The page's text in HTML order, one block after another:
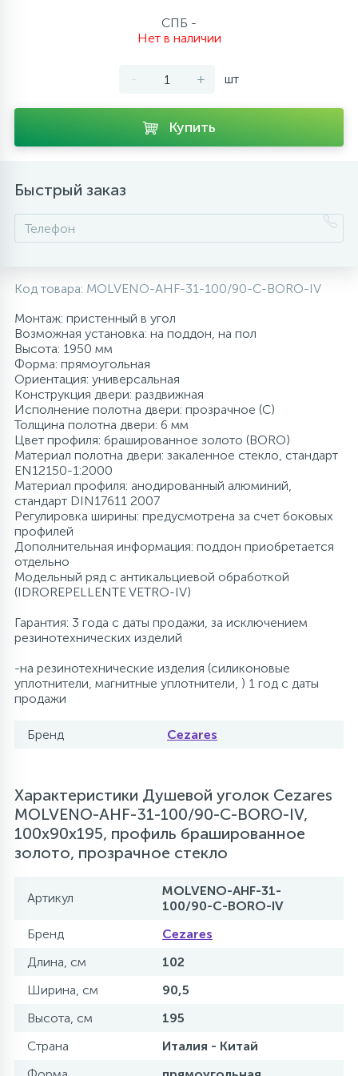
Напольные смесители
СПБ -
Нет в наличии
- + шт
Купить
Быстрый заказ
Код товара: MOLVENO-AHF-31-100/90-C-BORO-IV
Монтаж: пристенный в угол
Возможная установка: на поддон, на пол
Высота: 1950 мм
Форма: прямоугольная
Ориентация: универсальная
Конструкция двери: раздвижная
Исполнение полотна двери: прозрачное (C)
Толщина полотна двери: 6 мм
Цвет профиля: брашированное золото (BORO)
Материал полотна двери: закаленное стекло, стандарт
EN12150-1:2000
Материал профиля: анодированный алюминий,
стандарт DIN17611 2007
Регулировка ширины: предусмотрена за счет боковых
профилей
Дополнительная информация: поддон приобретается
отдельно
Модельный ряд с антикальциевой обработкой
(IDROREPELLENTE VETRO-IV)
Гарантия: 3 года с даты продажи, за исключением
резинотехнических изделий
-на резинотехнические изделия (силиконовые
уплотнители, магнитные уплотнители, ) 1 год с даты
продажи
Бренд Cezares
Характеристики Душевой уголок Cezares
MOLVENO-AHF-31-100/90-C-BORO-IV,
100х90х195, профиль брашированное
золото, прозрачное стекло
Артикул
MOLVENO-AHF-31-
100/90-C-BORO-IV
Бренд
Cezares
Длина, см
102
Ширина, см
90,5
Высота, см
195
Страна
Италия - Китай